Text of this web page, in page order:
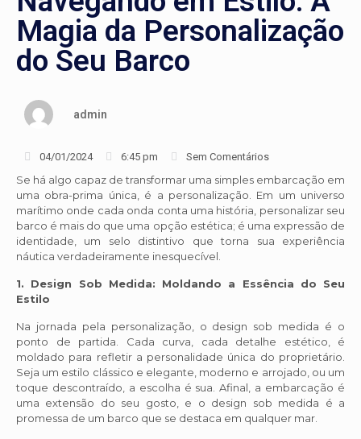
Magia da Personalização
do Seu Barco
admin
04/01/2024 6:45 pm Sem Comentários
Se há algo capaz de transformar uma simples embarcação em
uma obra-prima única, é a personalização. Em um universo
marítimo onde cada onda conta uma história, personalizar seu
barco é mais do que uma opção estética; é uma expressão de
identidade, um selo distintivo que torna sua experiência
náutica verdadeiramente inesquecível.
1. Design Sob Medida: Moldando a Essência do Seu
Estilo
Na jornada pela personalização, o design sob medida é o
ponto de partida. Cada curva, cada detalhe estético, é
moldado para refletir a personalidade única do proprietário.
Seja um estilo clássico e elegante, moderno e arrojado, ou um
toque descontraído, a escolha é sua. Afinal, a embarcação é
uma extensão do seu gosto, e o design sob medida é a
promessa de um barco que se destaca em qualquer mar.